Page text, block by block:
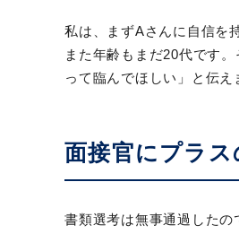
私は、まずAさんに自信を
また年齢もまだ20代です
って臨んでほしい」と伝
面接官にプラ
書類選考は無事通過したの